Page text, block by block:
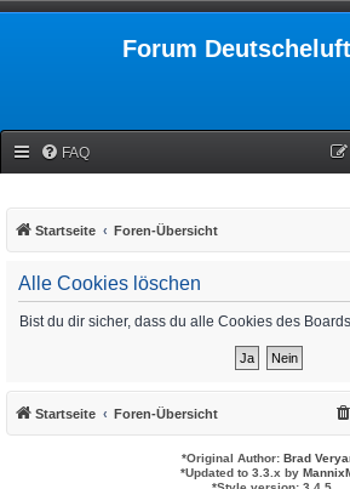
Forum
FAQ
Startseite Foren-Übersicht
Alle Cookies löschen
Bist du dir sicher, dass du alle Cookies des
Startseite Foren-Übersicht
*Original Author: Brad
*Updated to 3.3.x by